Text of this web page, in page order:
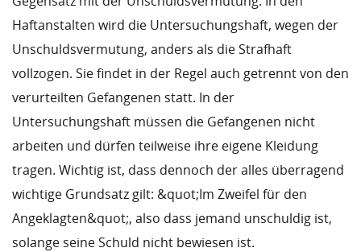
Haftanstalten wird die Untersuchungshaft, wegen der
Unschuldsvermutung, anders als die Strafhaft
vollzogen. Sie findet in der Regel auch getrennt von den
verurteilten Gefangenen statt. In der
Untersuchungshaft müssen die Gefangenen nicht
arbeiten und dürfen teilweise ihre eigene Kleidung
tragen. Wichtig ist, dass dennoch der alles überragend
wichtige Grundsatz gilt: &quot;Im Zweifel für den
Angeklagten&quot;, also dass jemand unschuldig ist,
solange seine Schuld nicht bewiesen ist.